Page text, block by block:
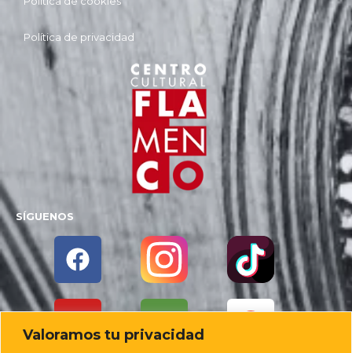
Valoramos tu privacidad
Política de privacidad
SÍGUENOS